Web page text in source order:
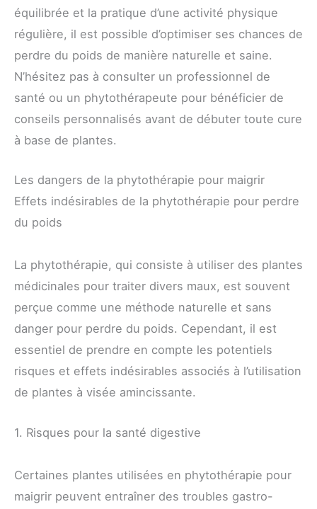
équilibrée et la pratique d’une activité physique
régulière, il est possible d’optimiser ses chances de
perdre du poids de manière naturelle et saine.
N’hésitez pas à consulter un professionnel de
santé ou un phytothérapeute pour bénéficier de
conseils personnalisés avant de débuter toute cure
à base de plantes.
Les dangers de la phytothérapie pour maigrir
Effets indésirables de la phytothérapie pour perdre
du poids
La phytothérapie, qui consiste à utiliser des plantes
médicinales pour traiter divers maux, est souvent
perçue comme une méthode naturelle et sans
danger pour perdre du poids. Cependant, il est
essentiel de prendre en compte les potentiels
risques et effets indésirables associés à l’utilisation
de plantes à visée amincissante.
1. Risques pour la santé digestive
Certaines plantes utilisées en phytothérapie pour
maigrir peuvent entraîner des troubles gastro-